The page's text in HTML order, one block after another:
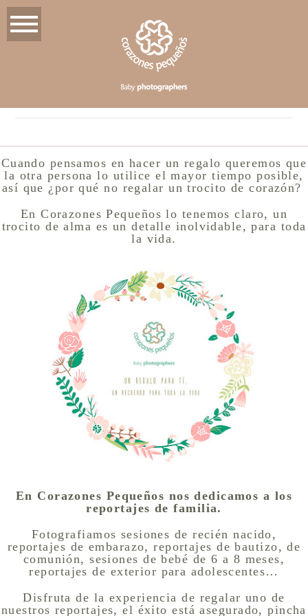
Cuando pensamos en hacer un regalo queremos que
la otra persona lo utilice el mayor tiempo posible,
así que ¿por qué no regalar un trocito de corazón?
En Corazones Pequeños lo tenemos claro, un
trocito de alma es un detalle inolvidable, para toda
la vida.
En Corazones Pequeños nos dedicamos a los
reportajes de familia.
Fotografiamos sesiones de recién nacido,
reportajes de embarazo, reportajes de bautizo, de
comunión, sesiones de bebé de 6 a 8 meses,
reportajes de exterior para adolescentes…
Disfruta de la experiencia de regalar uno de
nuestros reportajes, el éxito está asegurado, pincha